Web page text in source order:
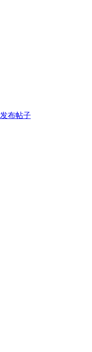
发布帖子